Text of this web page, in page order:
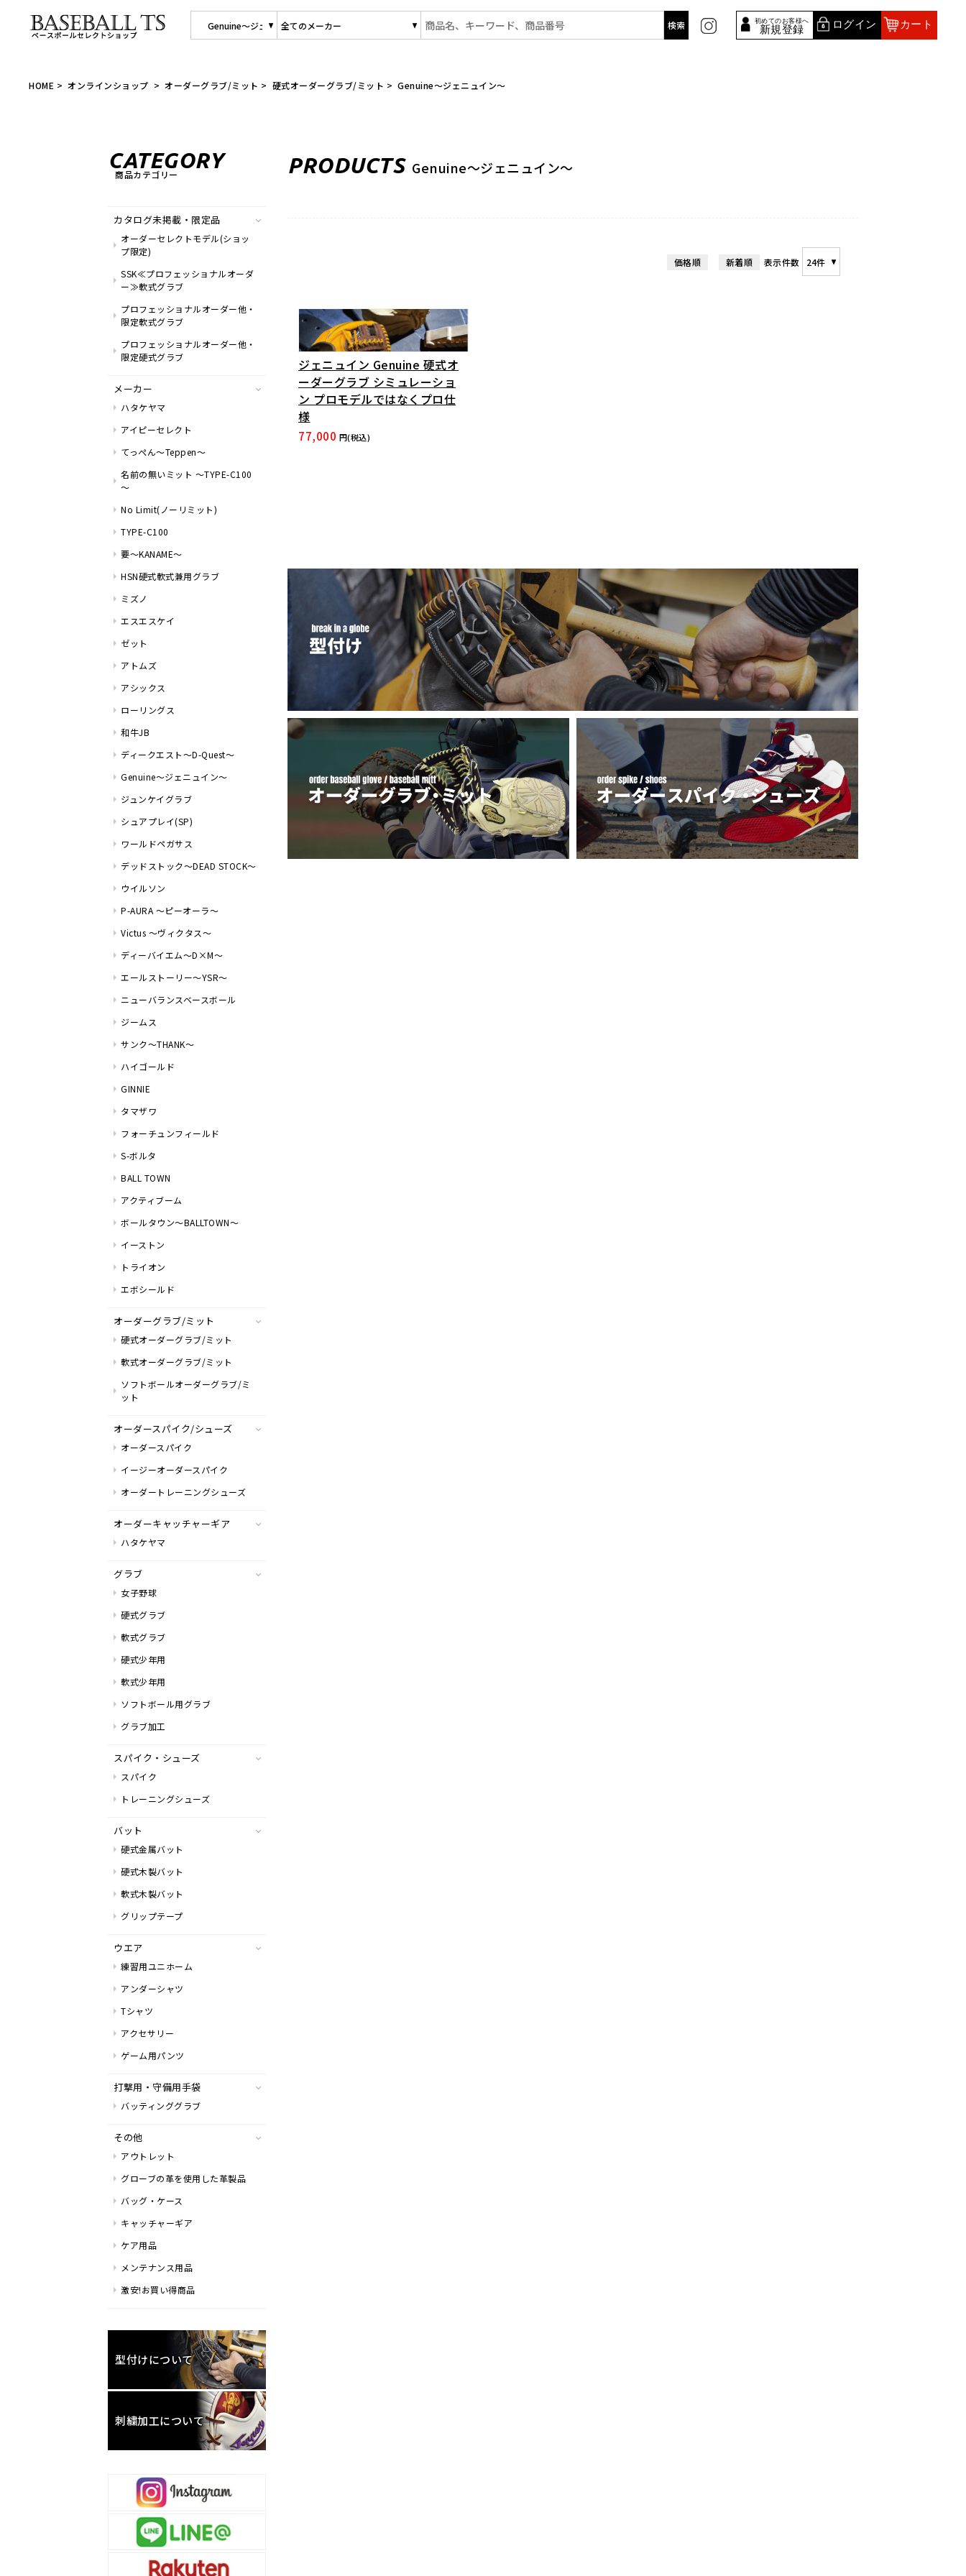
【BASEBALL TS/商品一覧ページ】ベースボールTS 佐賀県 グローブ型付け加工・グラブ刺繍・修理・販売 初めてのお客様へ
新規登録 ログイン カート
HOME > オンラインショップ > オーダーグラブ/ミット > 硬式オーダーグラブ/ミット > Genuine～ジェニュイン～
PRODUCTS Genuine～ジェニ ュイン～
価格順 新着順 表示件数
ジェニュイン Genuine 硬式オ
ーダーグラブ シミュレーショ
ン プロモデルではなくプロ仕
様
77,000 円(税込)
CATEGORY
商品カテゴリー
カタログ未掲載・限定品
オーダーセレクトモデル(ショッ
プ限定)
SSK≪プロフェッショナルオーダ
ー≫軟式グラブ
プロフェッショナルオーダー他・
限定軟式グラブ
プロフェッショナルオーダー他・
限定硬式グラブ
メーカー
ハタケヤマ
アイピーセレクト
てっぺん～Teppen～
名前の無いミット ～TYPE-C100
～
No Limit(ノーリミット)
TYPE-C100
要～KANAME～
HSN硬式軟式兼用グラブ
ミズノ
エスエスケイ
ゼット
アトムズ
アシックス
ローリングス
和牛JB
ディークエスト～D-Quest～
Genuine～ジェニュイン～
ジュンケイグラブ
シュアプレイ(SP)
ワールドペガサス
デッドストック～DEAD STOCK～
ウイルソン
P-AURA ～ピーオーラ～
Victus ～ヴィクタス～
ディーバイエム～D×M～
エールストーリー～YSR～
ニューバランスベースボール
ジームス
サンク～THANK～
ハイゴールド
GINNIE
タマザワ
フォーチュンフィールド
S-ボルタ
BALL TOWN
アクティブーム
ボールタウン～BALLTOWN～
イーストン
トライオン
エボシールド
オーダーグラブ/ミット
硬式オーダーグラブ/ミット
軟式オーダーグラブ/ミット
ソフトボールオーダーグラブ/ミ
ット
オーダースパイク/シューズ
オーダースパイク
イージーオーダースパイク
オーダートレーニングシューズ
オーダーキャッチャーギア
ハタケヤマ
グラブ
女子野球
硬式グラブ
軟式グラブ
硬式少年用
軟式少年用
ソフトボール用グラブ
グラブ加工
スパイク・シューズ
スパイク
トレーニングシューズ
バット
硬式金属バット
硬式木製バット
軟式木製バット
グリップテープ
ウエア
練習用ユニホーム
アンダーシャツ
Tシャツ
アクセサリー
ゲーム用パンツ
打撃用・守備用手袋
バッティンググラブ
その他
アウトレット
グローブの革を使用した革製品
バッグ・ケース
キャッチャーギア
ケア用品
メンテナンス用品
激安!お買い得商品
型付けについて
刺繍加工について